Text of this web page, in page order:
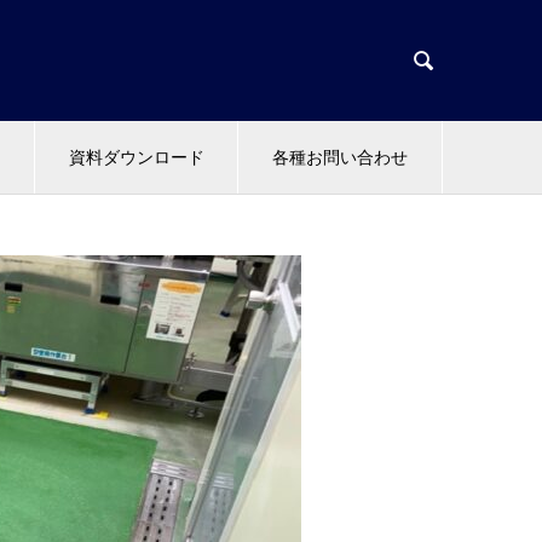

資料ダウンロード 各種お問い合わせ